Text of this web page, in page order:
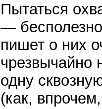
Пытаться
—
пишет о них
одну
(как,